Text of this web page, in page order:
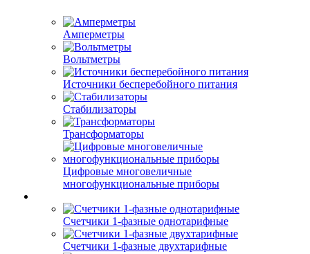
Амперметры
Вольтметры
Источники бесперебойного питания
Стабилизаторы
Трансформаторы
Цифровые многовеличные
многофункциональные приборы
Счетчики 1-фазные однотарифные
Счетчики 1-фазные двухтарифные